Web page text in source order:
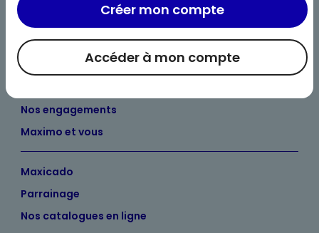
Nos engagements
Maximo et vous
Maxicado
Parrainage
Nos catalogues en ligne
Accéder à mon compte
Créer mon compte